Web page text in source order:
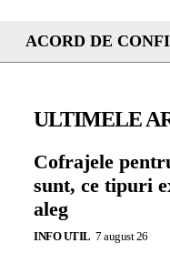
ACORD DE
ULTIMELE
Cofrajele
sunt, ce tipuri
aleg
INFO UTIL 7 august 26